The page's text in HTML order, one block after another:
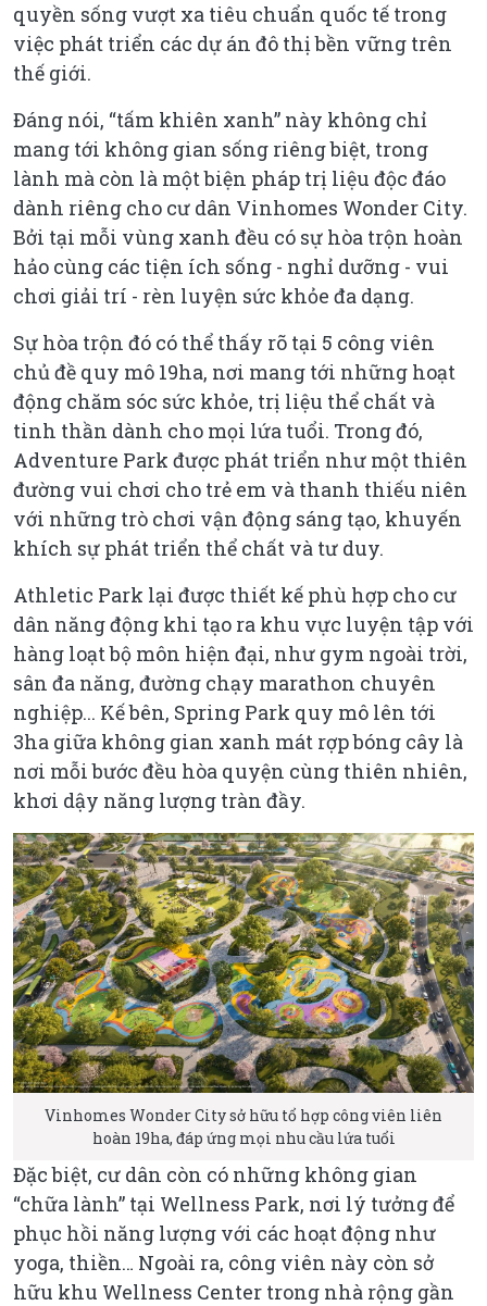
quyền sống vượt xa tiêu chuẩn quốc tế trong
việc phát triển các dự án đô thị bền vững trên
thế giới.
Đáng nói, “tấm khiên xanh” này không chỉ
mang tới không gian sống riêng biệt, trong
lành mà còn là một biện pháp trị liệu độc đáo
dành riêng cho cư dân Vinhomes Wonder City.
Bởi tại mỗi vùng xanh đều có sự hòa trộn hoàn
hảo cùng các tiện ích sống - nghỉ dưỡng - vui
chơi giải trí - rèn luyện sức khỏe đa dạng.
Sự hòa trộn đó có thể thấy rõ tại 5 công viên
chủ đề quy mô 19ha, nơi mang tới những hoạt
động chăm sóc sức khỏe, trị liệu thể chất và
tinh thần dành cho mọi lứa tuổi. Trong đó,
Adventure Park được phát triển như một thiên
đường vui chơi cho trẻ em và thanh thiếu niên
với những trò chơi vận động sáng tạo, khuyến
khích sự phát triển thể chất và tư duy.
Athletic Park lại được thiết kế phù hợp cho cư
dân năng động khi tạo ra khu vực luyện tập với
hàng loạt bộ môn hiện đại, như gym ngoài trời,
sân đa năng, đường chạy marathon chuyên
nghiệp... Kế bên, Spring Park quy mô lên tới
3ha giữa không gian xanh mát rợp bóng cây là
nơi mỗi bước đều hòa quyện cùng thiên nhiên,
khơi dậy năng lượng tràn đầy.
Vinhomes Wonder City sở hữu tổ hợp công viên liên
hoàn 19ha, đáp ứng mọi nhu cầu lứa tuổi
Đặc biệt, cư dân còn có những không gian
“chữa lành” tại Wellness Park, nơi lý tưởng để
phục hồi năng lượng với các hoạt động như
yoga, thiền… Ngoài ra, công viên này còn sở
hữu khu Wellness Center trong nhà rộng gần